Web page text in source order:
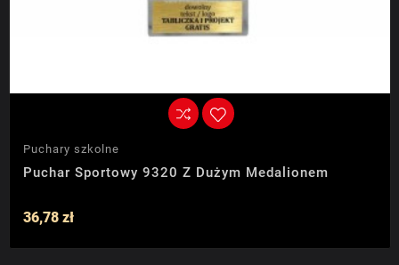
Puchary szkolne
Puchar Sportowy 9320 Z Dużym Medalionem
36,78 zł